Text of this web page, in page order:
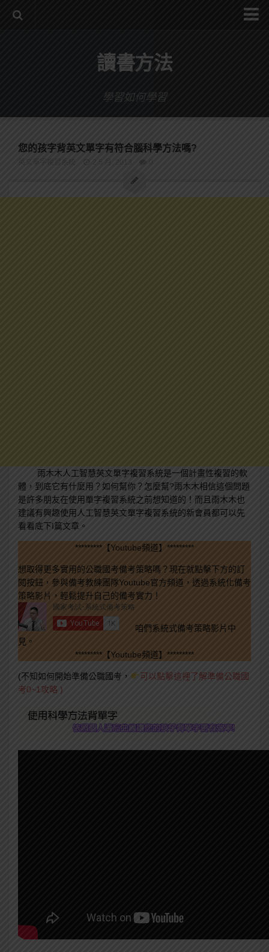
讀書方法
學習如何學習
您的孩字背英文單字有符合腦科學方法嗎?
英文單字複習系統 2 5 月, 2013
雨木木人工智慧英文單字複習系統是一個計畫性複習的軟
體，到底它有什麼用？如何幫你？怎麼幫?雨木木相信這個問題
是許多朋友在使用單字複習系統之前想知道的！而且雨木木也
建議有興趣使用人工智慧英文單字複習系統的新會員都可以先
看看底下I篇文章。
*********【Youtube頻道】*********
想取得更多實用的公職國考備考策略嗎？現在就點擊下方的訂
閱按鈕，參與備考教練團隊Youtube官方頻道，透過系統化備考
策略影片，輕鬆提升自己的備考實力！
咱們系統式備考策略影片中
見。
*********【Youtube頻道】*********
(不知如何開始準備公職國考，
可以點擊這裡了解準備公職國
考0~1攻略 )